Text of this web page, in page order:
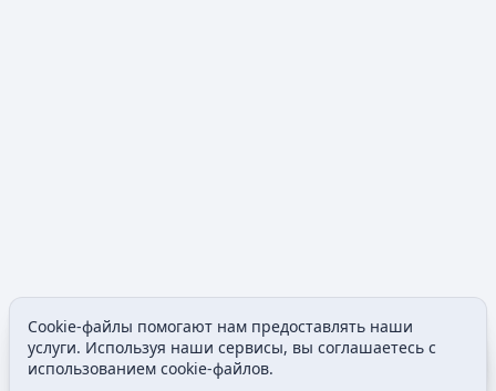
Просмотры
Cookie-файлы помогают нам предоставлять наши
услуги. Используя наши сервисы, вы соглашаетесь с
использованием cookie-файлов.